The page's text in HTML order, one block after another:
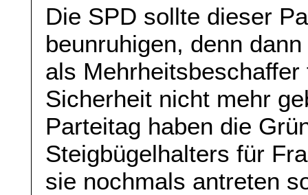
Die SPD sollte dieser
beunruhigen, denn
als
Sicherheit nicht mehr
Parteitag haben die
Steigbügelhalters für
sie nochmals antreten